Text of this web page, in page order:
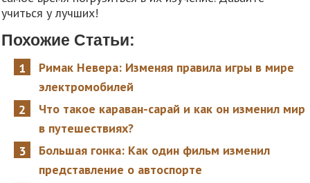
учиться у лучших!
Похожие Статьи:
Римак Невера: Изменяя правила игры в мире
электромобилей
Что такое караван-сарай и как он изменил мир
в путешествиях?
Большая гонка: Как один фильм изменил
представление о автоспорте